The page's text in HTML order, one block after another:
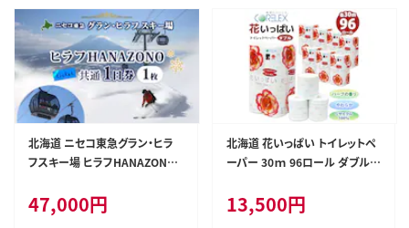
北海道 ニセコ東急グラン・ヒラ
フスキー場 ヒラフHANAZONO
スポーツ 羊蹄山 雪 パウダース
ノー ニセコ 倶知安町 スキーチ
47,000円
北海道 花いっぱい トイレットペ
ーパー 30ｍ 96ロール ダブル
り付き まとめ買い 防災 常備品
トイレ ペーパー リサイクル 日用
13,500円